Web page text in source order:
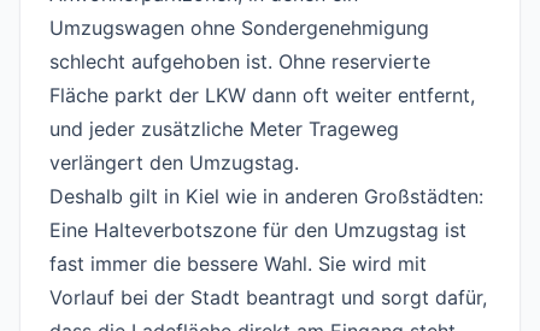
Umzugswagen ohne Sondergenehmigung
schlecht aufgehoben ist. Ohne reservierte
Fläche parkt der LKW dann oft weiter entfernt,
und jeder zusätzliche Meter Trageweg
verlängert den Umzugstag.
Deshalb gilt in Kiel wie in anderen Großstädten:
Eine Halteverbotszone für den Umzugstag ist
fast immer die bessere Wahl. Sie wird mit
Vorlauf bei der Stadt beantragt und sorgt dafür,